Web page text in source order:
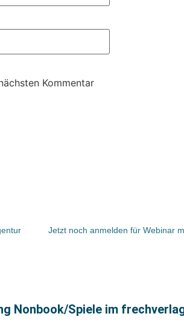
Kommentar
Nonbook/Spiele im